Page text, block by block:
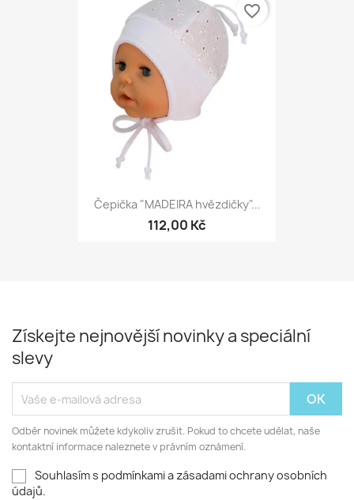
Čepička "MADEIRA hvězdičky"...
112,00 Kč
favorite_border
Získejte nejnovější novinky a speciální
slevy
Odběr novinek můžete kdykoliv zrušit. Pokud to chcete udělat, naše
kontaktní informace naleznete v právním oznámení.
Souhlasím s podmínkami a zásadami ochrany osobních
údajů.